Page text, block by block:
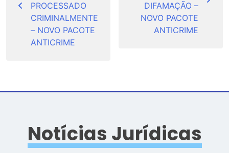
PROCESSADO
CRIMINALMENTE
– NOVO PACOTE
ANTICRIME
DIFAMAÇÃO –
NOVO PACOTE
ANTICRIME
Notícias Jurídicas